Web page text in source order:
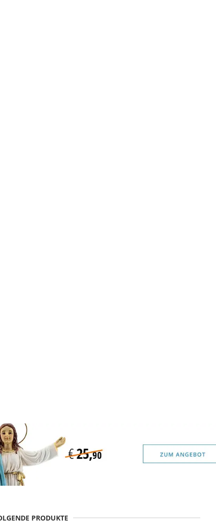
PRODUKTE